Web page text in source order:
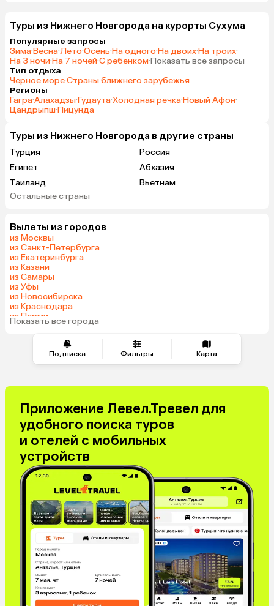
Подписка Фильтры Карта
Туры из Нижнего Новгорода на курорты Сухума
Популярные запросы
Зима·Весна·Лето·Осень·На одного·На двоих·На троих·
На 3 ночи·На 7 ночей·С ребенком·Показать все запросы
Тип отдыха
Черное море·Страны ближнего зарубежья
Регионы
Гагра·Алахадзы·Гудаута·Холодная речка·Новый Афон·
Цандрыпш·Пицунда
Туры из Нижнего Новгорода в другие страны
Турция
Россия
Египет
Абхазия
Таиланд
Вьетнам
ОАЭ
Армения
Казахстан
Узбекистан
Катар
Гонконг
Таджикистан
Остальные страны
Вылеты из городов
из Москвы
из Санкт-Петербурга
из Екатеринбурга
из Казани
из Самары
из Уфы
из Новосибирска
из Краснодара
из Перми
из Тюмени
Показать все города
Приложение Левел.Тревел для
удобного поиска туров
и отелей с мобильных
устройств